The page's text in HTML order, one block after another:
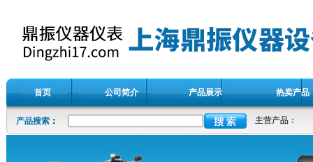
首页 公司简介 产品展示 热卖产品
产品搜索 ： 主营产品：